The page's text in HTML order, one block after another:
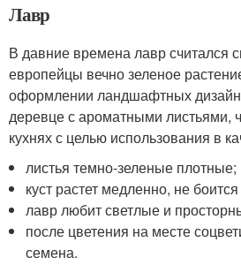
Лавр
В давние времена лавр считался
европейцы вечно зеленое
оформлении ландшафтных
деревце с ароматными
кухнях с целью использования в
листья темно-зеленые плотные;
куст растет медленно, не
лавр любит светлые и
после цветения на месте
семена.